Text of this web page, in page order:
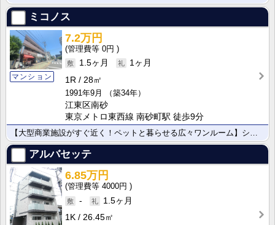
ミコノス
マンション
7.2万円
0円
1.5ヶ月
1ヶ月
1R
28㎡
1991年9月
（築34年）
江東区南砂
東京メトロ東西線 南砂町駅 徒歩9分
アルバセッテ
6.85万円
4000円
-
1.5ヶ月
1K
26.45㎡